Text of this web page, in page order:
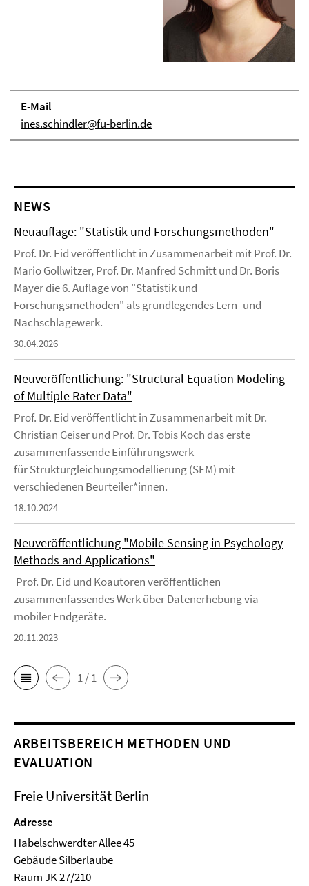
E-Mail
ines.schindler@fu-berlin.de
NEWS
Neuauflage: "Statistik und Forschungsmethoden"
Prof. Dr. Eid veröffentlicht in Zusammenarbeit mit Prof. Dr.
Mario Gollwitzer, Prof. Dr. Manfred Schmitt und Dr. Boris
Mayer die 6. Auflage von "Statistik und
Forschungsmethoden" als grundlegendes Lern- und
Nachschlagewerk.
30.04.2026
Neuveröffentlichung: "Structural Equation Modeling
of Multiple Rater Data"
Prof. Dr. Eid veröffentlicht in Zusammenarbeit mit Dr.
Christian Geiser und Prof. Dr. Tobis Koch das erste
zusammenfassende Einführungswerk
für Strukturgleichungsmodellierung (SEM) mit
verschiedenen Beurteiler*innen.
18.10.2024
Neuveröffentlichung "Mobile Sensing in Psychology
Methods and Applications"
Prof. Dr. Eid und Koautoren veröffentlichen
zusammenfassendes Werk über Datenerhebung via
mobiler Endgeräte.
20.11.2023
1 / 1
ARBEITSBEREICH METHODEN UND
EVALUATION
Freie Universität Berlin
Adresse
Habelschwerdter Allee 45
Ge­bäude Silberlaube
Raum JK 27/210